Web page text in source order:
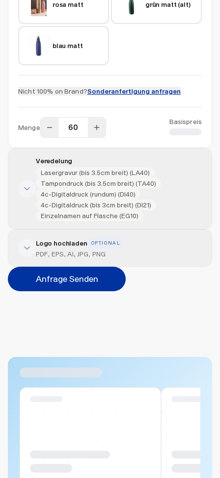
rosa matt grün matt (alt)
blau matt
Nicht 100% on Brand?Sonderanfertigung anfragen
Menge
Basispreis
Veredelung
Lasergravur (bis 3.5cm breit) (LA40)
Tampondruck (bis 3.5cm breit) (TA40)
4c-Digitaldruck (rundum) (DI40)
4c-Digitaldruck (bis 3cm breit) (DI21)
Einzelnamen auf Flasche (EG10)
Veredelung hinzufügen
Veredelungsart
Logo hochladen OPTIONAL
PDF, EPS, AI, JPG, PNG
Anfrage Senden
Ähnliche Produkte